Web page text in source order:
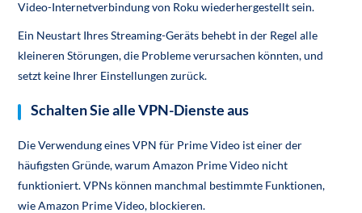
Video-Internetverbindung von Roku wiederhergestellt sein.
Ein Neustart Ihres Streaming-Geräts behebt in der Regel alle
kleineren Störungen, die Probleme verursachen könnten, und
setzt keine Ihrer Einstellungen zurück.
Schalten Sie alle VPN-Dienste aus
Die Verwendung eines VPN für Prime Video ist einer der
häufigsten Gründe, warum Amazon Prime Video nicht
funktioniert. VPNs können manchmal bestimmte Funktionen,
wie Amazon Prime Video, blockieren.